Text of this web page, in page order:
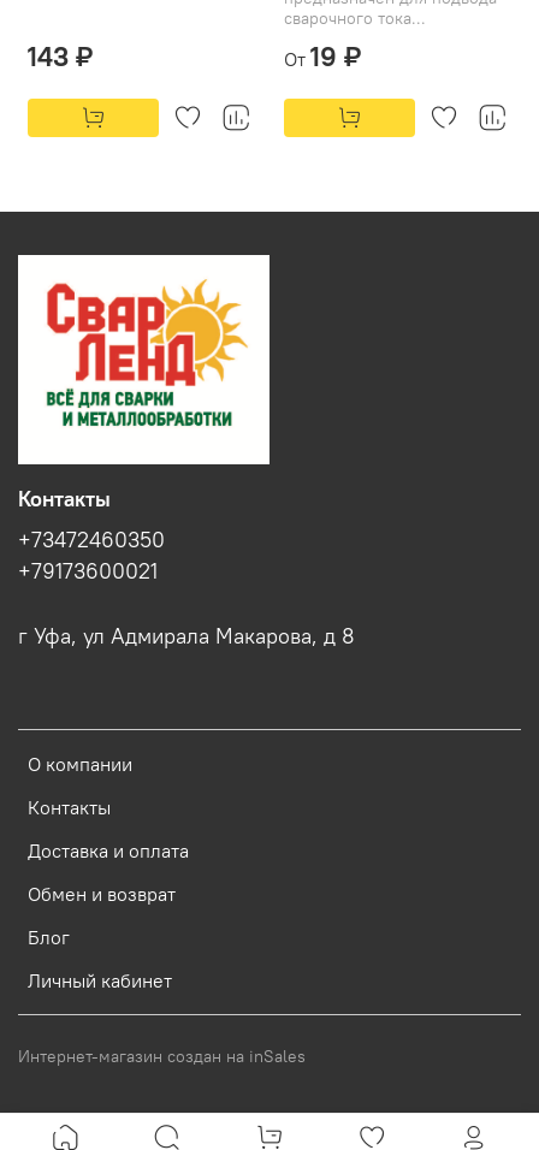
143 ₽
сварочного тока...
От 19 ₽
О компании
Контакты
Доставка и оплата
Обмен и возврат
Блог
Личный кабинет
Контакты
+73472460350
+79173600021
г Уфа, ул Адмирала Макарова, д 8
Интернет-магазин создан на inSales